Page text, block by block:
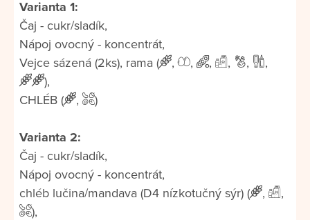
Varianta 1:
Čaj - cukr/sladík,
Nápoj ovocný - koncentrát,
Vejce sázená (2ks), rama (
, , , , ,
,
),
CHLÉB (
, )
Varianta 2:
Čaj - cukr/sladík,
Nápoj ovocný - koncentrát,
chléb lučina/mandava (D4 nízkotučný sýr) (
,
,
),